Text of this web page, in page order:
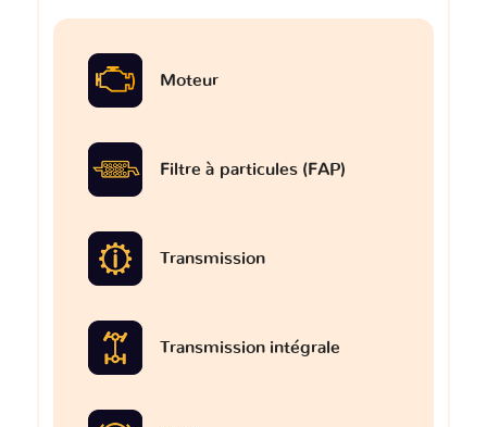
Moteur
Filtre à particules (FAP)
Transmission
Transmission intégrale